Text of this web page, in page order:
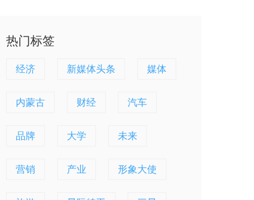
热门标签
经济 新媒体头条 媒体
内蒙古 财经 汽车
品牌 大学 未来
营销 产业 形象大使